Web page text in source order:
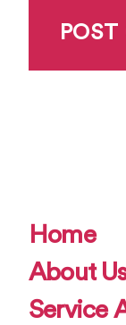
Home
About
Service